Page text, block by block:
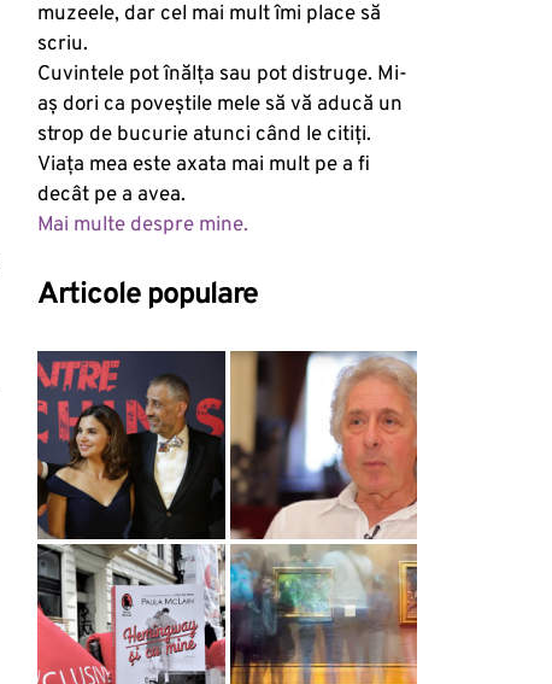
muzeele, dar cel mai mult îmi place să
scriu.
Cuvintele pot înălța sau pot distruge. Mi-
aș dori ca poveștile mele să vă aducă un
strop de bucurie atunci când le citiți.
Viața mea este axata mai mult pe a fi
decât pe a avea.
Mai multe despre mine.
Articole populare